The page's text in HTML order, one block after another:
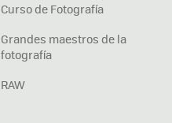
Curso de Fotografía
Grandes maestros de la
fotografía
RAW